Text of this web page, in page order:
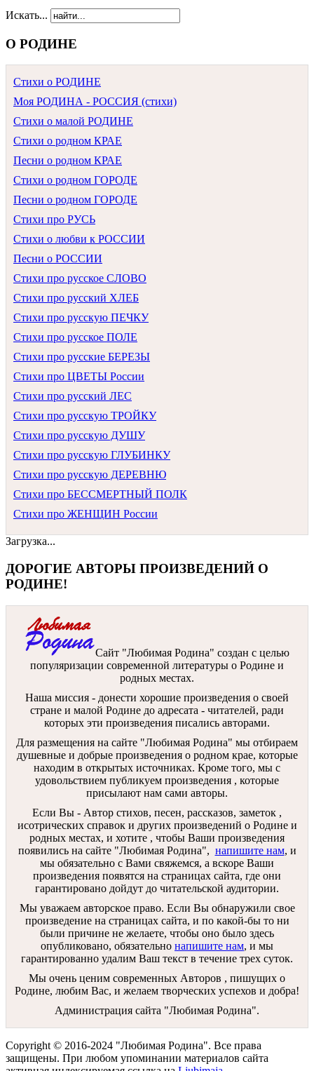
Искать...
О РОДИНЕ
Стихи о РОДИНЕ
Моя РОДИНА - РОССИЯ (стихи)
Стихи о малой РОДИНЕ
Стихи о родном КРАЕ
Песни о родном КРАЕ
Стихи о родном ГОРОДЕ
Песни о родном ГОРОДЕ
Стихи про РУСЬ
Стихи о любви к РОССИИ
Песни о РОССИИ
Стихи про русское СЛОВО
Стихи про русский ХЛЕБ
Стихи про русскую ПЕЧКУ
Стихи про русское ПОЛЕ
Стихи про русские БЕРЕЗЫ
Стихи про ЦВЕТЫ России
Стихи про русский ЛЕС
Стихи про русскую ТРОЙКУ
Стихи про русскую ДУШУ
Стихи про русскую ГЛУБИНКУ
Стихи про русскую ДЕРЕВНЮ
Стихи про БЕССМЕРТНЫЙ ПОЛК
Стихи про ЖЕНЩИН России
Загрузка...
ДОРОГИЕ АВТОРЫ ПРОИЗВЕДЕНИЙ О
РОДИНЕ!
Сайт "Любимая Родина" создан c целью
популяризации современной литературы о Родине и
родных местах.
Наша миссия - донести хорошие произведения о своей
стране и малой Родине до адресата - читателей, ради
которых эти произведения писались авторами.
Для размещения на сайте "Любимая Родина" мы отбираем
душевные и добрые произведения о родном крае, которые
находим в открытых источниках. Кроме того, мы с
удовольствием публикуем произведения , которые
присылают нам сами авторы.
Если Вы - Автор стихов, песен, рассказов, заметок ,
исотрических справок и других произведений о Родине и
родных местах, и хотите , чтобы Ваши произведения
появились на сайте "Любимая Родина", напишите нам, и
мы обязательно с Вами свяжемся, а вскоре Ваши
произведения появятся на страницах сайта, где они
гарантировано дойдут до читательской аудитории.
Мы уважаем авторское право. Если Вы обнаружили свое
произведение на страницах сайта, и по какой-бы то ни
были причине не желаете, чтобы оно было здесь
опубликовано, обязательно напишите нам, и мы
гарантированно удалим Ваш текст в течение трех суток.
Мы очень ценим современных Авторов , пишущих о
Родине, любим Вас, и желаем творческих успехов и добра!
Администрация сайта "Любимая Родина".
Copyright © 2016-2024 "Любимая Родина". Все права
защищены. При любом упоминании материалов сайта